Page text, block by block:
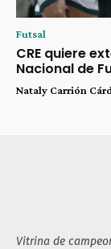
Futsal
CRE quiere
Nacional de
Nataly Carrión
Vitrina de